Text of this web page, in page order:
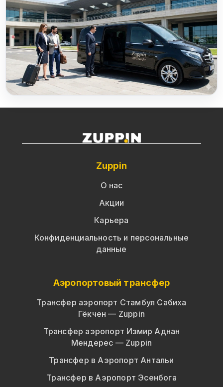
Zuppin
О нас
Акции
Карьера
Конфиденциальность и персональные
данные
Аэропортовый трансфер
Трансфер аэропорт Стамбул Сабиха
Гёкчен — Zuppin
Трансфер аэропорт Измир Аднан
Мендерес — Zuppin
Трансфер в Аэропорт Антальи
Трансфер в Аэропорт Эсенбога